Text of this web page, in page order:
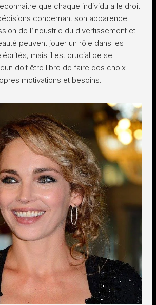
que chaque individu a le droit
concernant son apparence
de l’industrie du divertissement et
peuvent jouer un rôle dans les
mais il est crucial de se
doit être libre de faire des choix
motivations et besoins.